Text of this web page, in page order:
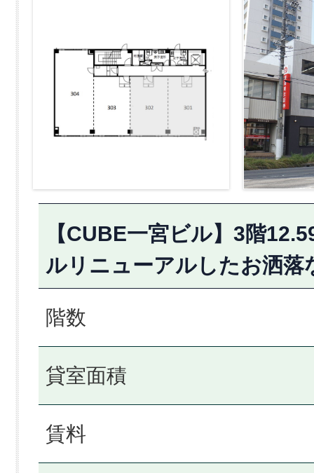
【CUBE一宮ビル】3階
ルリニューアルしたお洒落
階数
貸室面積
賃料